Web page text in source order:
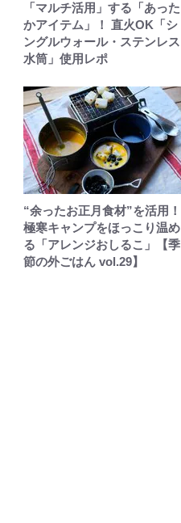
「マルチ活用」する「あった
かアイテム」！ 直火OK「シ
ングルウォール・ステンレス
水筒」使用レポ
“余ったお正月食材”を活用！
極寒キャンプをほっこり温め
る「アレンジおしるこ」【季
節の外ごはん vol.29】